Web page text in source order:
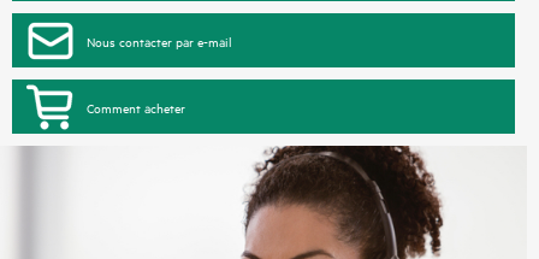
Nous contacter par e-mail
Comment acheter